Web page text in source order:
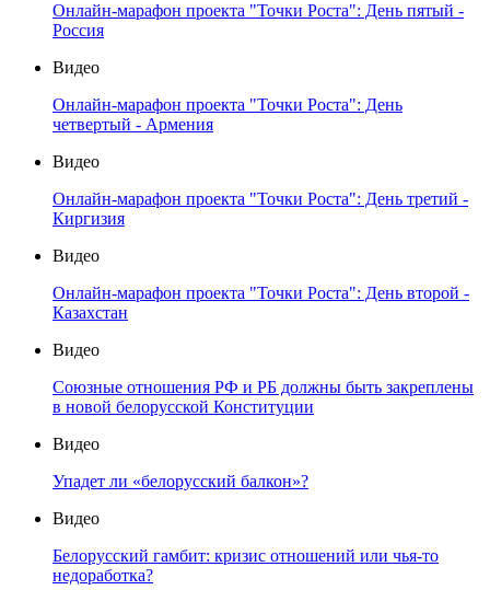
Онлайн-марафон проекта "Точки Роста": День пятый -
Россия
Видео
Онлайн-марафон проекта "Точки Роста": День
четвертый - Армения
Видео
Онлайн-марафон проекта "Точки Роста": День третий -
Киргизия
Видео
Онлайн-марафон проекта "Точки Роста": День второй -
Казахстан
Видео
Союзные отношения РФ и РБ должны быть закреплены
в новой белорусской Конституции
Видео
Упадет ли «белорусский балкон»?
Видео
Белорусский гамбит: кризис отношений или чья-то
недоработка?